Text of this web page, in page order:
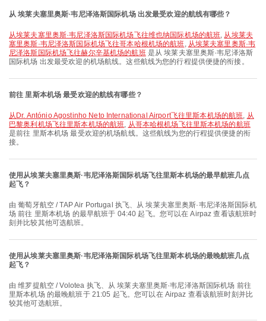
从 埃莱夫塞里奥斯·韦尼泽洛斯国际机场 出发最受欢迎的航线有哪些？
从埃莱夫塞里奥斯·韦尼泽洛斯国际机场飞往维也纳国际机场的航班, 从埃莱夫
塞里奥斯·韦尼泽洛斯国际机场飞往哥本哈根机场的航班, 从埃莱夫塞里奥斯·韦
尼泽洛斯国际机场飞往赫尔辛基机场的航班是从 埃莱夫塞里奥斯·韦尼泽洛斯
国际机场 出发最受欢迎的机场航线。这些航线为您的行程提供便捷的衔接。
前往 里斯本机场 最受欢迎的航线有哪些？
从Dr. António Agostinho Neto International Airport飞往里斯本机场的航班, 从
巴黎奥利机场飞往里斯本机场的航班, 从哥本哈根机场飞往里斯本机场的航班
是前往 里斯本机场 最受欢迎的机场航线。这些航线为您的行程提供便捷的衔
接。
使用从埃莱夫塞里奥斯·韦尼泽洛斯国际机场飞往里斯本机场的最早航班几点
起飞？
由 葡萄牙航空 / TAP Air Portugal 执飞、从 埃莱夫塞里奥斯·韦尼泽洛斯国际机
场 前往 里斯本机场 的最早航班于 04:40 起飞。您可以在 Airpaz 查看该航班时
刻并比较其他可选航班。
使用从埃莱夫塞里奥斯·韦尼泽洛斯国际机场飞往里斯本机场的最晚航班几点
起飞？
由 维罗提航空 / Volotea 执飞、从 埃莱夫塞里奥斯·韦尼泽洛斯国际机场 前往
里斯本机场 的最晚航班于 21:05 起飞。您可以在 Airpaz 查看该航班时刻并比
较其他可选航班。